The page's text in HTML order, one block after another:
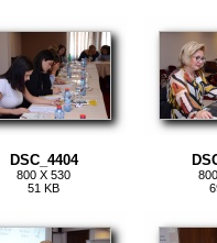
DSC_4404
800 X 530
51 KB